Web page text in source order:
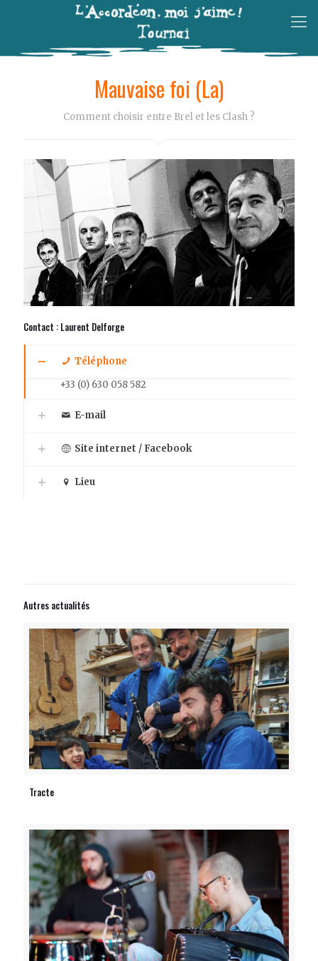
Mauvaise foi (La)
Comment choisir entre Brel et les Clash ?
Contact : Laurent Delforge
Téléphone
+33 (0) 630 058 582
E-mail
Site internet / Facebook
Lieu
Autres actualités
Tracte